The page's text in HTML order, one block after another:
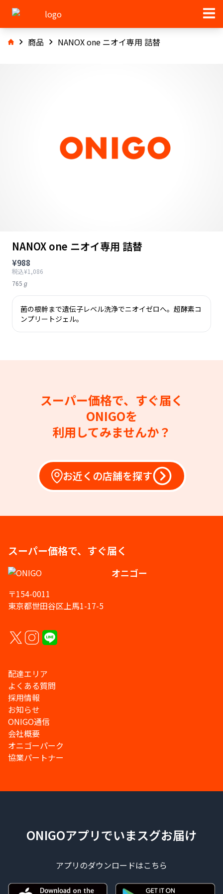
商品 NANOX one ニオイ専用 詰替
NANOX one ニオイ専用 詰替
¥988
税込¥1,086
765ℊ
菌の根幹まで遺伝子レベル洗浄でニオイゼロへ。超酵素コ
ンプリートジェル。
スーパー価格で、すぐ届く
ONIGOを
利用してみませんか？
お近くの店舗を探す
スーパー価格で、すぐ届く
オニゴー
〒154-0011
東京都世田谷区上馬1-17-5
配達エリア
よくある質問
採用情報
お知らせ
ONIGO通信
会社概要
オニゴーパーク
協業パートナー
ONIGOアプリでいまスグお届け
アプリのダウンロードはこちら